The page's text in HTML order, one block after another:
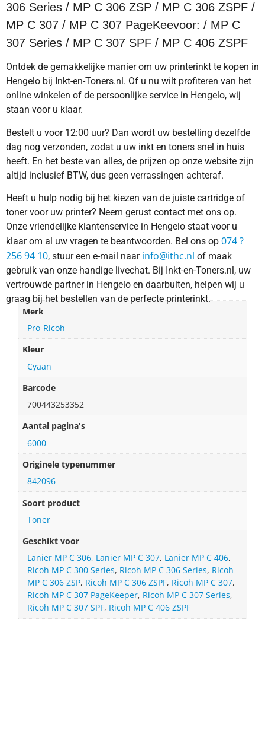
306 Series / MP C 306 ZSP / MP C 306 ZSPF /
MP C 307 / MP C 307 PageKeevoor: / MP C
307 Series / MP C 307 SPF / MP C 406 ZSPF
Ontdek de gemakkelijke manier om uw printerinkt te kopen in
Hengelo bij Inkt-en-Toners.nl. Of u nu wilt profiteren van het
online winkelen of de persoonlijke service in Hengelo, wij
staan voor u klaar.
Bestelt u voor 12:00 uur? Dan wordt uw bestelling dezelfde
dag nog verzonden, zodat u uw inkt en toners snel in huis
heeft. En het beste van alles, de prijzen op onze website zijn
altijd inclusief BTW, dus geen verrassingen achteraf.
Heeft u hulp nodig bij het kiezen van de juiste cartridge of
toner voor uw printer? Neem gerust contact met ons op.
Onze vriendelijke klantenservice in Hengelo staat voor u
klaar om al uw vragen te beantwoorden. Bel ons op 074 ?
256 94 10, stuur een e-mail naar info@ithc.nl of maak
gebruik van onze handige livechat. Bij Inkt-en-Toners.nl, uw
vertrouwde partner in Hengelo en daarbuiten, helpen wij u
graag bij het bestellen van de perfecte printerinkt.
Merk
Pro-Ricoh
Kleur
Cyaan
Barcode
700443253352
Aantal pagina's
6000
Originele typenummer
842096
Soort product
Toner
Geschikt voor
Lanier MP C 306, Lanier MP C 307, Lanier MP C 406,
Ricoh MP C 300 Series, Ricoh MP C 306 Series, Ricoh
MP C 306 ZSP, Ricoh MP C 306 ZSPF, Ricoh MP C 307,
Ricoh MP C 307 PageKeeper, Ricoh MP C 307 Series,
Ricoh MP C 307 SPF, Ricoh MP C 406 ZSPF